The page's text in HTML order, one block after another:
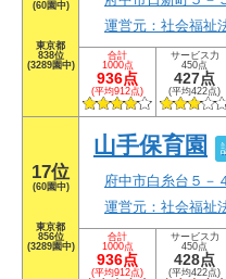
(60園中)
東京都
838位
(3289園中)
運営元：社会福祉
合計
1000点
936点
(平均912点)
サービス力
450点
427点
(平均422点)
17位
(60園中)
東京都
856位
(3289園中)
山手保育園
府中市白糸台５－
運営元：社会福祉
合計
1000点
936点
(平均912点)
サービス力
450点
428点
(平均422点)